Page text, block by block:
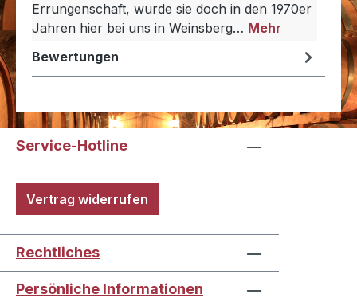
Errungenschaft, wurde sie doch in den 1970er
Jahren hier bei uns in Weinsberg… Mehr
Bewertungen
Service-Hotline
Vertrag widerrufen
Rechtliches
Persönliche Informationen